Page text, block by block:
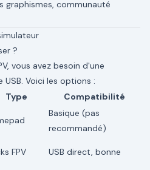
graphismes, communauté
?
vous avez besoin d'une
Voici les options :
Type
Compatibilité
Basique (pas
recommandé)
FPV USB direct, bonne